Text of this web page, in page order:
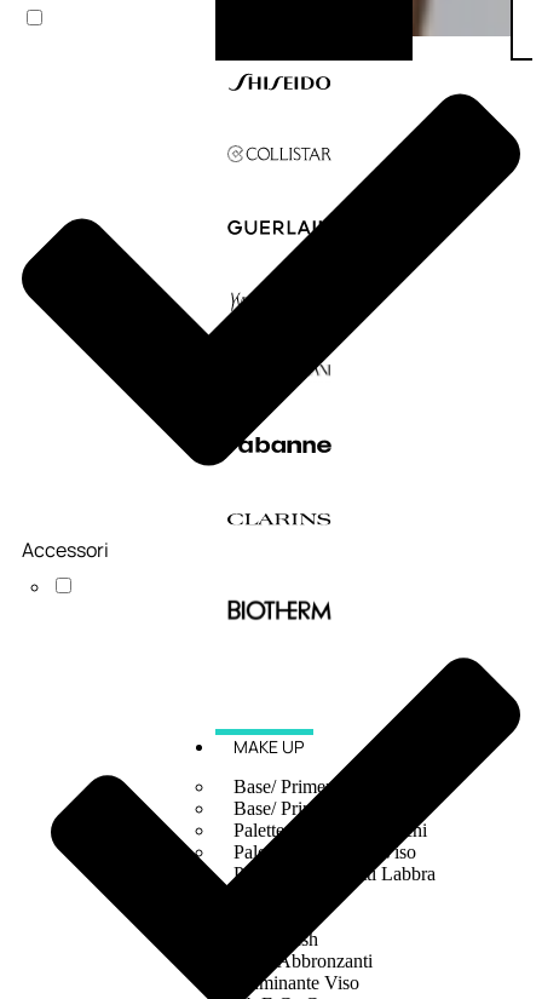
MAKE UP
Base/ Primer Occhi
Base/ Primer Viso
Palette E Cofanetti Occhi
Palette E Cofanetti Viso
Palette E Cofanetti Labbra
Fard/Blush
Terre Abbronzanti
Illuminante Viso
Accessori